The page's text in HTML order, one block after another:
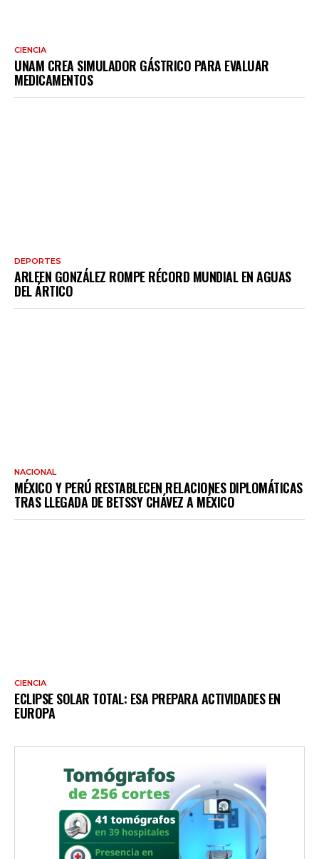
CIENCIA
UNAM CREA SIMULADOR GÁSTRICO PARA EVALUAR
MEDICAMENTOS
DEPORTES
ARLEEN GONZÁLEZ ROMPE RÉCORD MUNDIAL EN AGUAS
DEL ÁRTICO
NACIONAL
MÉXICO Y PERÚ RESTABLECEN RELACIONES DIPLOMÁTICAS
TRAS LLEGADA DE BETSSY CHÁVEZ A MÉXICO
CIENCIA
ECLIPSE SOLAR TOTAL: ESA PREPARA ACTIVIDADES EN
EUROPA